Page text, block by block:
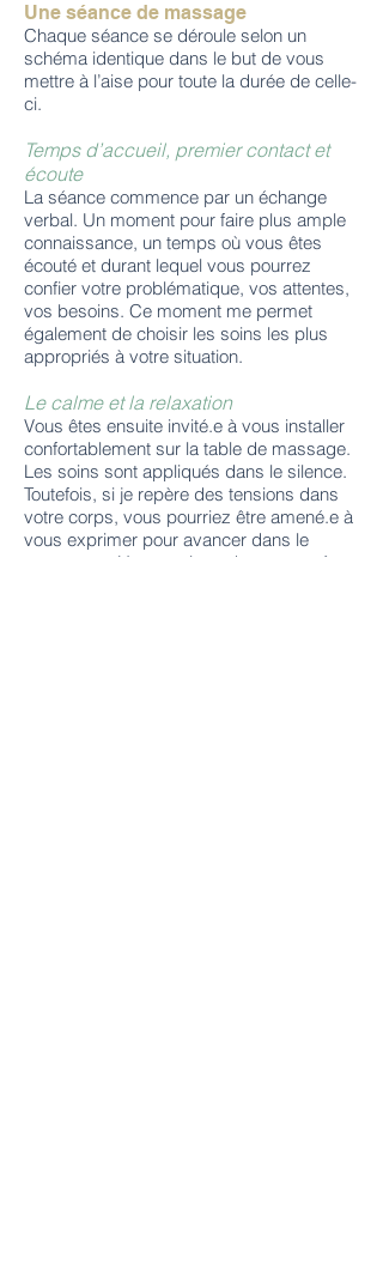
Une séance de massage
Chaque séance se déroule selon un
schéma identique dans le but de vous
mettre à l’aise pour toute la durée de celle-
ci.
Temps d’accueil, premier contact et
écoute
La séance commence par un échange
verbal. Un moment pour faire plus ample
connaissance, un temps où vous êtes
écouté et durant lequel vous pourrez
confier votre problématique, vos attentes,
vos besoins. Ce moment me permet
également de choisir les soins les plus
appropriés à votre situation.
Le calme et la relaxation
Vous êtes ensuite invité.e à vous installer
confortablement sur la table de massage.
Les soins sont appliqués dans le silence.
Toutefois, si je repère des tensions dans
votre corps, vous pourriez être amené.e à
vous exprimer pour avancer dans le
processus. Une musique douce peut être